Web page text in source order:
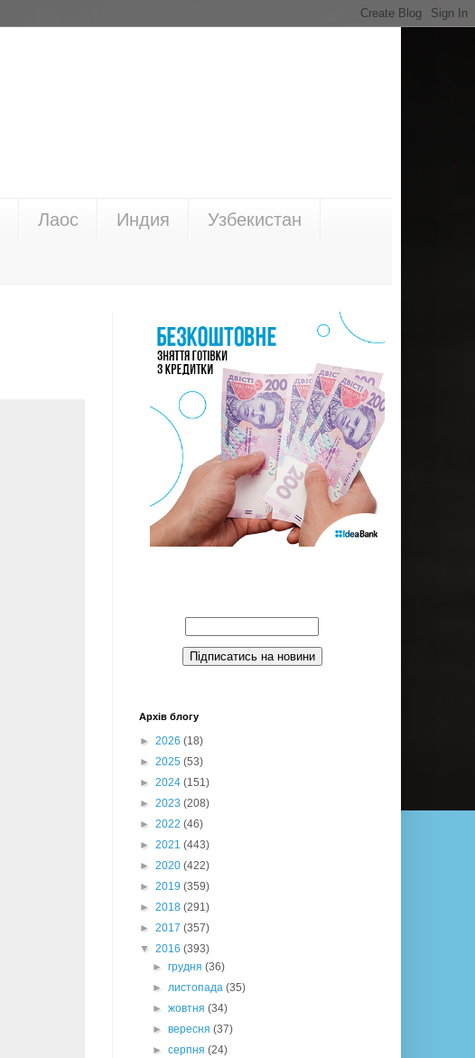
Лаос Индия Узбекистан
Архів блогу
► 2026 (18)
► 2025 (53)
► 2024 (151)
► 2023 (208)
► 2022 (46)
► 2021 (443)
► 2020 (422)
► 2019 (359)
► 2018 (291)
► 2017 (357)
▼ 2016 (393)
►грудня(36)
►листопада(35)
►жовтня(34)
►вересня(37)
►серпня(24)